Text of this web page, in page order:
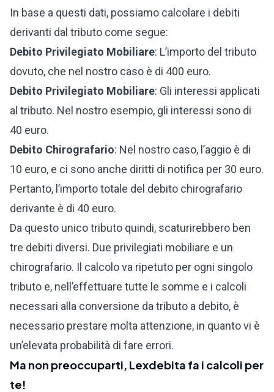
In base a questi dati, possiamo calcolare i debiti
derivanti dal tributo come segue:
Debito Privilegiato Mobiliare: L’importo del tributo
dovuto, che nel nostro caso è di 400 euro.
Debito Privilegiato Mobiliare: Gli interessi applicati
al tributo. Nel nostro esempio, gli interessi sono di
40 euro.
Debito Chirografario: Nel nostro caso, l’aggio è di
10 euro, e ci sono anche diritti di notifica per 30 euro.
Pertanto, l’importo totale del debito chirografario
derivante è di 40 euro.
Da questo unico tributo quindi, scaturirebbero ben
tre debiti diversi. Due privilegiati mobiliare e un
chirografario. Il calcolo va ripetuto per ogni singolo
tributo e, nell’effettuare tutte le somme e i calcoli
necessari alla conversione da tributo a debito, è
necessario prestare molta attenzione, in quanto vi è
un’elevata probabilità di fare errori.
Ma non preoccuparti, Lexdebita fa i calcoli per
te!